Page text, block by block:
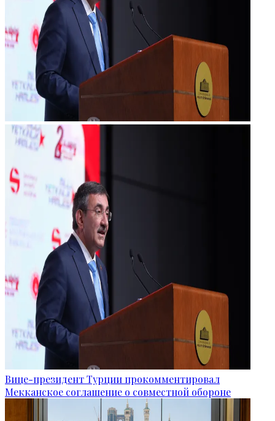
Вице-президент Турции прокомментировал
Мекканское соглашение о совместной обороне